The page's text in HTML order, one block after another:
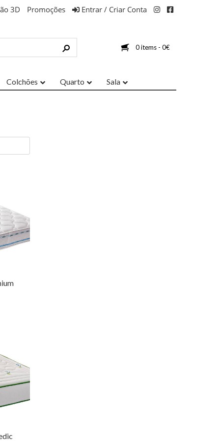
3D Promoções Entrar / Criar Conta
0 items - 0€
Colchões Quarto Sala